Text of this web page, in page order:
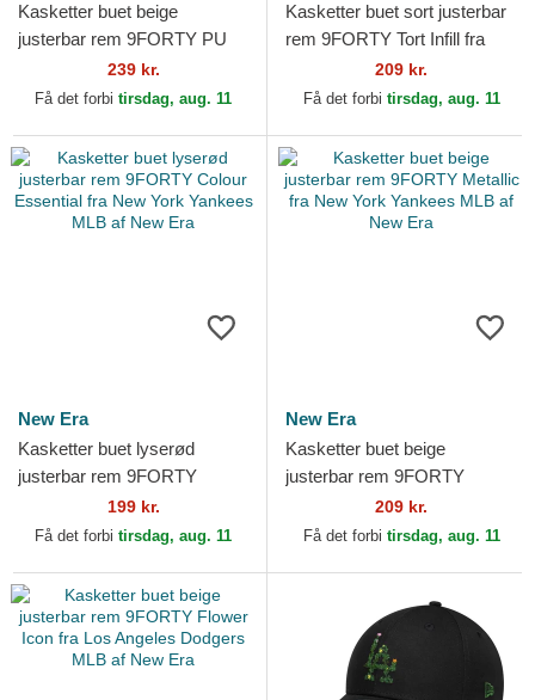
Kasketter buet beige
justerbar rem 9FORTY PU
Pattern fra New York
Yankees MLB af New Era
239 kr.
Få det forbi tirsdag, aug. 11
Kasketter buet sort justerbar
rem 9FORTY Tort Infill fra
Los Angeles Dodgers MLB af
New Era
209 kr.
Få det forbi tirsdag, aug. 11
New Era
Kasketter buet lyserød
justerbar rem 9FORTY
Colour Essential fra New
York Yankees MLB af New
199 kr.
Få det forbi tirsdag, aug. 11
New Era
Kasketter buet beige
justerbar rem 9FORTY
Metallic fra New York
Yankees MLB af New Era
209 kr.
Få det forbi tirsdag, aug. 11